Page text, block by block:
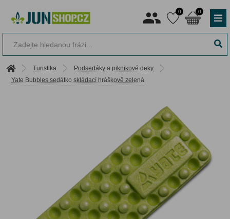
0 0
Turistika
Podsedáky a piknikové deky
Yate Bubbles sedátko skládací hráškově zelená